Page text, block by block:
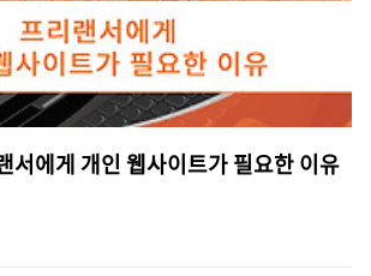
서에게 개인 웹사이트가 필요한 이유